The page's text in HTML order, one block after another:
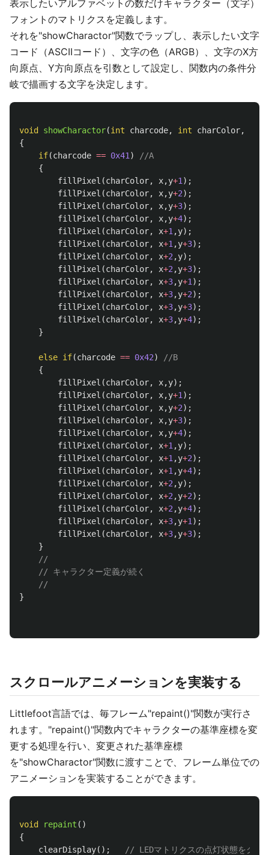
表示したいアルファベットの数だけキャラクター（文字）
フォントのマトリクスを定義します。
それを"showCharactor"関数でラップし、表示したい文字
コード（ASCIIコード）、文字の色（ARGB）、文字のX方
向原点、Y方向原点を引数として設定し、関数内の条件分
岐で描画する文字を決定します。
void showCharactor(int charcode, int charColor,
{
if(charcode == 0x41 )
//A
{
fillPixel (charColor, x,y+1 );
fillPixel (charColor, x,y+2);
fillPixel (charColor, x,y+3);
fillPixel (charColor, x,y+4);
fillPixel (charColor, x+1 ,y);
fillPixel (charColor, x+1 ,y+3);
fillPixel (charColor, x+2 ,y);
fillPixel (charColor, x+2 ,y+3);
fillPixel (charColor, x+3,y+1 );
fillPixel (charColor, x+3,y+2);
fillPixel (charColor, x+3,y+3);
fillPixel (charColor, x+3,y+4);
}
else if(charcode == 0x42)
//B
{
fillPixel (charColor, x,y);
fillPixel (charColor, x,y+1 );
fillPixel (charColor, x,y+2);
fillPixel (charColor, x,y+3);
fillPixel (charColor, x,y+4);
fillPixel (charColor, x+1 ,y);
fillPixel (charColor, x+1 ,y+2);
fillPixel (charColor, x+1 ,y+4);
fillPixel (charColor, x+2 ,y);
fillPixel (charColor, x+2 ,y+2);
fillPixel (charColor, x+2 ,y+4);
fillPixel (charColor, x+3,y+1 );
fillPixel (charColor, x+3,y+3);
}
//
// キャラクター定義が続く
//
}
スクロールアニメーションを実装する
Littlefoot言語では、毎フレーム"repaint()"関数が実行さ
れます。"repaint()"関数内でキャラクターの基準座標を変
更する処理を行い、変更された基準座標
を"showCharactor"関数に渡すことで、フレーム単位での
アニメーションを実装することができます。
void repaint ()
{
clearDisplay(); // LEDマトリクスの点灯状態をクリ